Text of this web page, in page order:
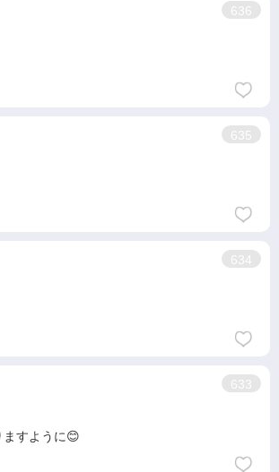
636
635
634
633
すように😊